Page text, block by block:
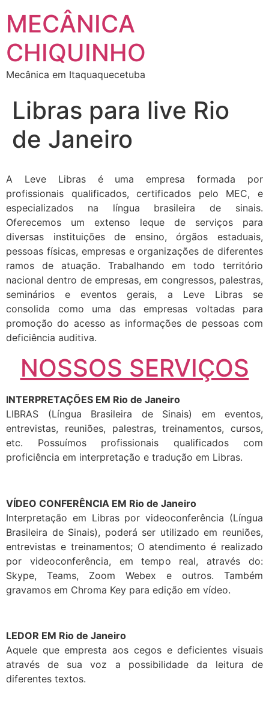
MECÂNICA
CHIQUINHO
Mecânica em Itaquaquecetuba
Libras para live Rio
de Janeiro
A Leve Libras é uma empresa formada por
profissionais qualificados, certificados pelo MEC, e
especializados na língua brasileira de sinais.
Oferecemos um extenso leque de serviços para
diversas instituições de ensino, órgãos estaduais,
pessoas físicas, empresas e organizações de diferentes
ramos de atuação. Trabalhando em todo território
nacional dentro de empresas, em congressos, palestras,
seminários e eventos gerais, a Leve Libras se
consolida como uma das empresas voltadas para
promoção do acesso as informações de pessoas com
deficiência auditiva.
NOSSOS SERVIÇOS
INTERPRETAÇÕES EM Rio de Janeiro
LIBRAS (Língua Brasileira de Sinais) em eventos,
entrevistas, reuniões, palestras, treinamentos, cursos,
etc. Possuímos profissionais qualificados com
proficiência em interpretação e tradução em Libras.
VÍDEO CONFERÊNCIA EM Rio de Janeiro
Interpretação em Libras por videoconferência (Língua
Brasileira de Sinais), poderá ser utilizado em reuniões,
entrevistas e treinamentos; O atendimento é realizado
por videoconferência, em tempo real, através do:
Skype, Teams, Zoom Webex e outros. Também
gravamos em Chroma Key para edição em vídeo.
LEDOR EM Rio de Janeiro
Aquele que empresta aos cegos e deficientes visuais
através de sua voz a possibilidade da leitura de
diferentes textos.